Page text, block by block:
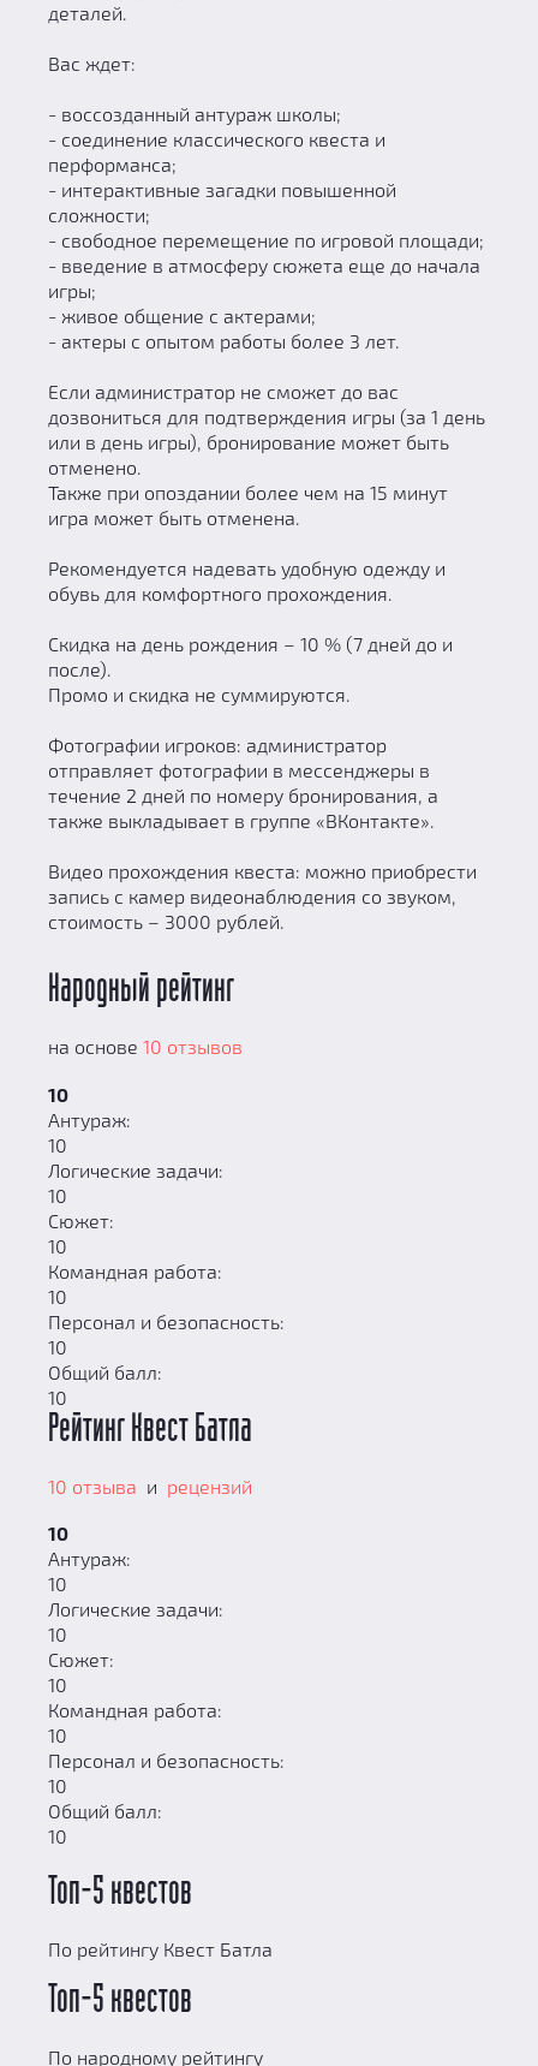
деталей.
Вас ждет:
- воссозданный антураж школы;
- соединение классического квеста и
перформанса;
- интерактивные загадки повышенной
сложности;
- свободное перемещение по игровой площади;
- введение в атмосферу сюжета еще до начала
игры;
- живое общение с актерами;
- актеры с опытом работы более 3 лет.
Если администратор не сможет до вас
дозвониться для подтверждения игры (за 1 день
или в день игры), бронирование может быть
отменено.
Также при опоздании более чем на 15 минут
игра может быть отменена.
Рекомендуется надевать удобную одежду и
обувь для комфортного прохождения.
Скидка на день рождения – 10 % (7 дней до и
после).
Промо и скидка не суммируются.
Фотографии игроков: администратор
отправляет фотографии в мессенджеры в
течение 2 дней по номеру бронирования, а
также выкладывает в группе «ВКонтакте».
Видео прохождения квеста: можно приобрести
запись с камер видеонаблюдения со звуком,
стоимость – 3000 рублей.
Народный рейтинг
на основе 10 отзывов
10
Антураж:
10
Логические задачи:
10
Сюжет:
10
Командная работа:
10
Персонал и безопасность:
10
Общий балл:
10
Рейтинг Квест Батла
10 отзыва и рецензий
10
Антураж:
10
Логические задачи:
10
Сюжет:
10
Командная работа:
10
Персонал и безопасность:
10
Общий балл:
10
Топ-5 квестов
По рейтингу Квест Батла
Топ-5 квестов
По народному рейтингу